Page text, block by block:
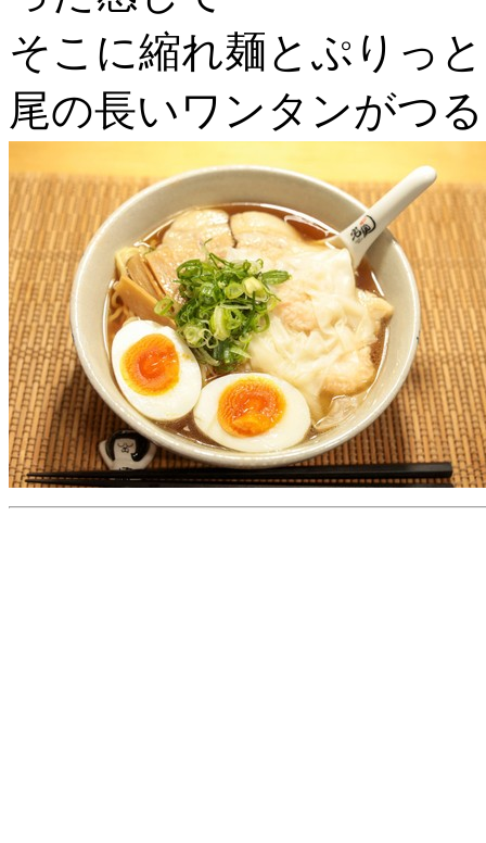
そこに縮れ麺とぷりっ
尾の長いワンタンがつ